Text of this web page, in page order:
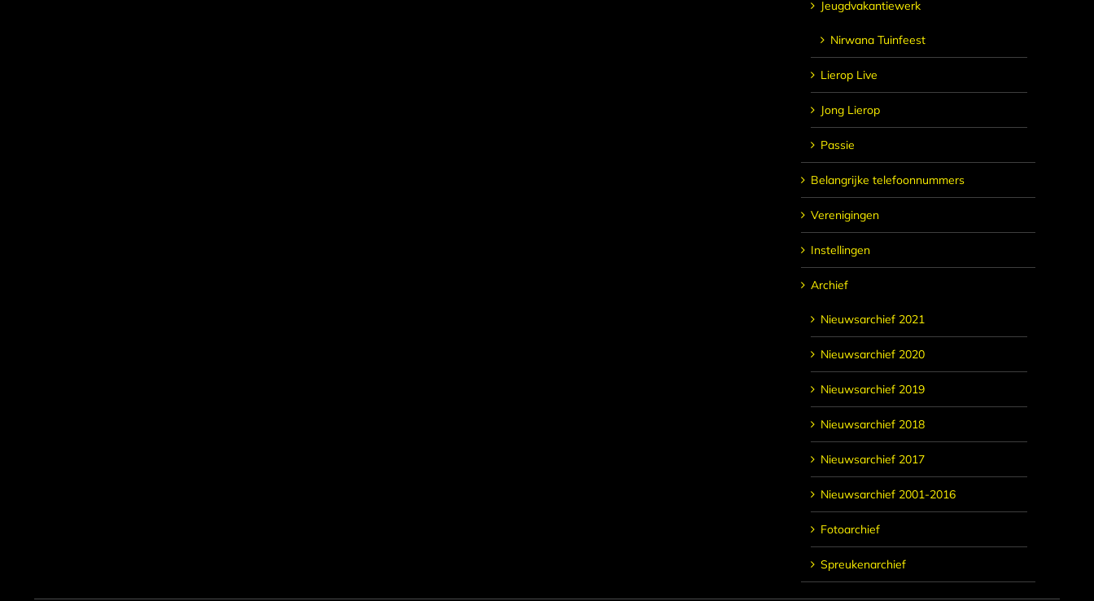
Jeugdvakantiewerk
Nirwana Tuinfeest
Lierop Live
Jong Lierop
Passie
Belangrijke telefoonnummers
Verenigingen
Instellingen
Archief
Nieuwsarchief 2021
Nieuwsarchief 2020
Nieuwsarchief 2019
Nieuwsarchief 2018
Nieuwsarchief 2017
Nieuwsarchief 2001-2016
Fotoarchief
Spreukenarchief